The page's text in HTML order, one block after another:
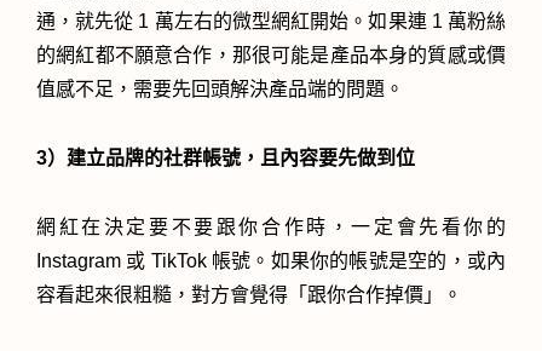
通，就先從 1 萬左右的微型網紅開始。如果連 1 萬粉絲
的網紅都不願意合作，那很可能是產品本身的質感或價
值感不足，需要先回頭解決產品端的問題。
3）建立品牌的社群帳號，且內容要先做到位
網紅在決定要不要跟你合作時，一定會先看你的
Instagram 或 TikTok 帳號。如果你的帳號是空的，或內
容看起來很粗糙，對方會覺得「跟你合作掉價」。